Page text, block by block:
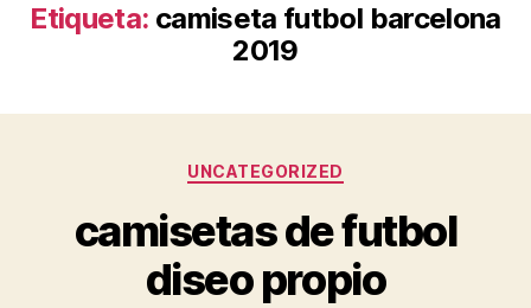
Etiqueta: camiseta futbol barcelona
2019
Categorías
UNCATEGORIZED
camisetas de futbol
diseo propio